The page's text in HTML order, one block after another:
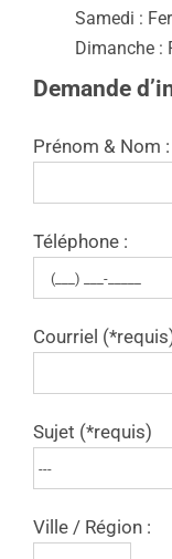
Samedi :
Dimanche :
Demande
Prénom & Nom :
Téléphone :
Courriel
Sujet (*requis)
Ville / Région :